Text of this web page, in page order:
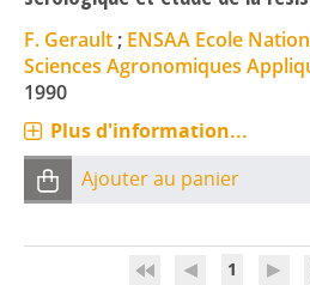
F. Gerault ; ENSAA Ecole
Sciences Agronomiques
1990
Plus d'information...
Ajouter au panier
1